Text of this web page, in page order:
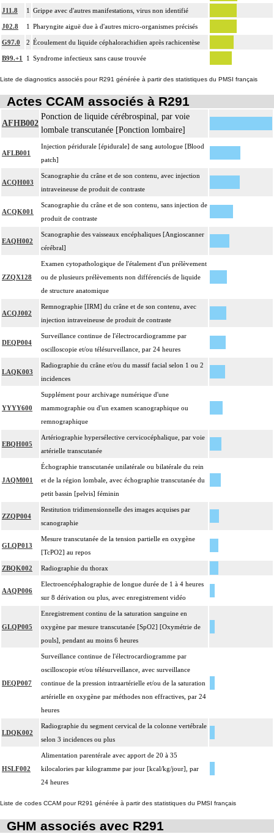
J11.8 1 Grippe avec d'autres manifestations, virus non identifié
J02.8 1 Pharyngite aiguë due à d'autres micro-organismes précisés
G97.0 2 Écoulement du liquide céphalorachidien après rachicentèse
B99.+1 1 Syndrome infectieux sans cause trouvée
Liste de diagnostics associés pour R291 générée à partir des statistiques du PMSI français
Actes CCAM associés à R291
AFHB002
Ponction de liquide cérébrospinal, par voie
lombale transcutanée [Ponction lombaire]
AFLB001
Injection péridurale [épidurale] de sang autologue [Blood
patch]
ACQH003
Scanographie du crâne et de son contenu, avec injection
intraveineuse de produit de contraste
ACQK001
Scanographie du crâne et de son contenu, sans injection de
produit de contraste
EAQH002
Scanographie des vaisseaux encéphaliques [Angioscanner
cérébral]
ZZQX128
Examen cytopathologique de l'étalement d'un prélèvement
ou de plusieurs prélèvements non différenciés de liquide
de structure anatomique
ACQJ002
Remnographie [IRM] du crâne et de son contenu, avec
injection intraveineuse de produit de contraste
DEQP004
Surveillance continue de l'électrocardiogramme par
oscilloscopie et/ou télésurveillance, par 24 heures
LAQK003
Radiographie du crâne et/ou du massif facial selon 1 ou 2
incidences
YYYY600
Supplément pour archivage numérique d'une
mammographie ou d'un examen scanographique ou
remnographique
EBQH005
Artériographie hypersélective cervicocéphalique, par voie
artérielle transcutanée
JAQM001
Échographie transcutanée unilatérale ou bilatérale du rein
et de la région lombale, avec échographie transcutanée du
petit bassin [pelvis] féminin
ZZQP004
Restitution tridimensionnelle des images acquises par
scanographie
GLQP013
Mesure transcutanée de la tension partielle en oxygène
[TcPO2] au repos
ZBQK002 Radiographie du thorax
AAQP006
Electroencéphalographie de longue durée de 1 à 4 heures
sur 8 dérivation ou plus, avec enregistrement vidéo
GLQP005
Enregistrement continu de la saturation sanguine en
oxygène par mesure transcutanée [SpO2] [Oxymétrie de
pouls], pendant au moins 6 heures
DEQP007
Surveillance continue de l'électrocardiogramme par
oscilloscopie et/ou télésurveillance, avec surveillance
continue de la pression intraartérielle et/ou de la saturation
artérielle en oxygène par méthodes non effractives, par 24
heures
LDQK002
Radiographie du segment cervical de la colonne vertébrale
selon 3 incidences ou plus
HSLF002
Alimentation parentérale avec apport de 20 à 35
kilocalories par kilogramme par jour [kcal/kg/jour], par
24 heures
Liste de codes CCAM pour R291 générée à partir des statistiques du PMSI français
GHM associés avec R291